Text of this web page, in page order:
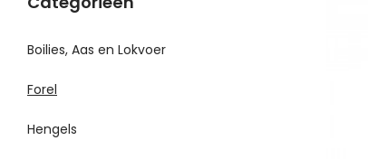
Boilies, Aas en Lokvoer
Forel
Hengels